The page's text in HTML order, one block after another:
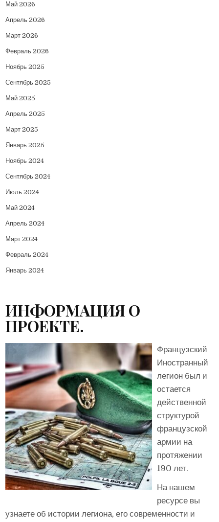
Май 2026
Апрель 2026
Март 2026
Февраль 2026
Ноябрь 2025
Сентябрь 2025
Май 2025
Апрель 2025
Март 2025
Январь 2025
Ноябрь 2024
Сентябрь 2024
Июль 2024
Май 2024
Апрель 2024
Март 2024
Февраль 2024
Январь 2024
ИНФОРМАЦИЯ О
ПРОЕКТЕ.
Французский
Иностранный
легион был и
остается
действенной
структурой
французской
армии на
протяжении
190 лет.
На нашем
ресурсе вы
узнаете об истории легиона, его современности и